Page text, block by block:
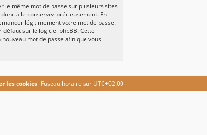
le même mot de passe sur plusieurs sites
à le conservez précieusement. En
légitimement votre mot de passe.
défaut sur le logiciel phpBB. Cette
mot de passe afin que vous
Fuseau horaire sur UTC+02:00
les cookies